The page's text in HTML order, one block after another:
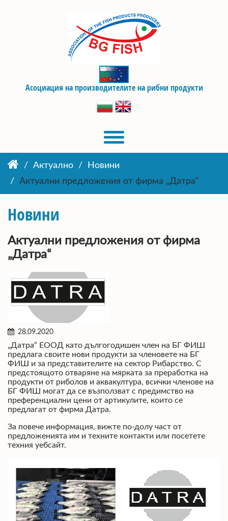
Асоциация на производителите на рибни продукти
Актуално
Новини
Актуални предложения от фирма „Датра“
Новини
Актуални предложения от фирма
„Датра“
28.09.2020
„Датра“ ЕООД като дългогодишен член на БГ ФИШ
предлага своите нови продукти за членовете на БГ
ФИШ и за представителите на сектор Рибарство. С
предстоящото отваряне на мярката за преработка на
продукти от риболов и аквакултура, всички членове на
БГ ФИШ могат да се възползват с предимство на
преференциални цени от артикулите, които се
предлагат от фирма Датра.
За повече информация, вижте по-долу част от
предложенията им и техните контакти или посетете
техния уебсайт.